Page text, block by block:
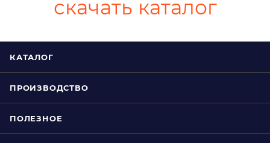
скачать каталог
КАТАЛОГ
ПРОИЗВОДСТВО
ПОЛЕЗНОЕ